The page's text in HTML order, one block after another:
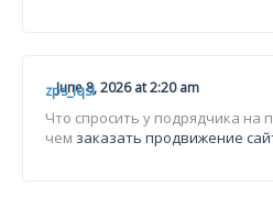
zps_lqsl
June 8, 2026 at 2:20 am
Что спросить у подрядчика на
чем заказать продвижение